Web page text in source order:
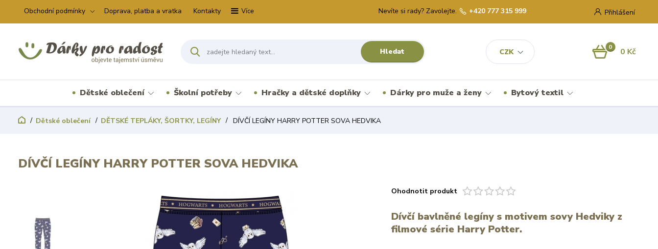
Obchodní podmínky Doprava, platba a vratka Kontakty Více
CZK
Přihlášení
Hledat
Nevíte si rady? Zavolejte. +420 777 315 999
0 0 Kč
Dětské oblečení Školní potřeby Hračky a dětské doplňky Dárky pro muže a ženy Bytový textil
Dětské oblečení DĚTSKÉ TEPLÁKY, ŠORTKY, LEGÍNY DÍVČÍ LEGÍNY HARRY POTTER SOVA HEDVIKA
DÍVČÍ LEGÍNY HARRY POTTER SOVA HEDVIKA
Ohodnotit produkt
Dívčí bavlněné legíny s motivem sovy Hedviky z
filmové série Harry Potter.